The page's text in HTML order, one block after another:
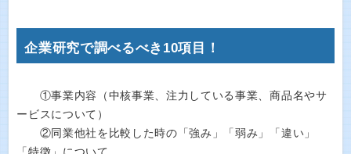
企業研究で調べるべき10項目！
①事業内容（中核事業、注力している事業、商品名やサ
ービスについて）
②同業他社を比較した時の「強み」「弱み」「違い」